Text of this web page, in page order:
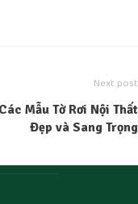
Next post
Mẫu Tờ Rơi Nội Thất
Đẹp và Sang Trọng